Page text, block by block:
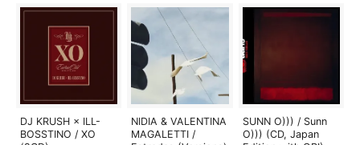
DJ KRUSH × ILL-
BOSSTINO / XO
NIDIA & VALENTINA
MAGALETTI /
SUNN O))) / Sunn
O))) (CD, Japan